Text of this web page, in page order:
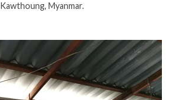
Kawthoung, Myanmar.